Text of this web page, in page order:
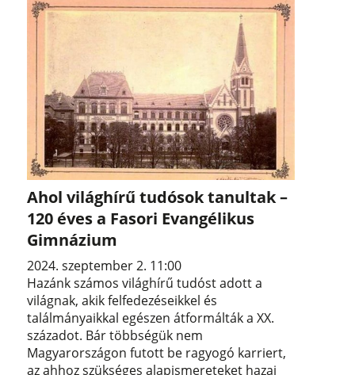
Ahol világhírű tudósok tanultak –
120 éves a Fasori Evangélikus
Gimnázium
2024. szeptember 2. 11:00
Hazánk számos világhírű tudóst adott a
világnak, akik felfedezéseikkel és
találmányaikkal egészen átformálták a XX.
századot. Bár többségük nem
Magyarországon futott be ragyogó karriert,
az ahhoz szükséges alapismereteket hazai